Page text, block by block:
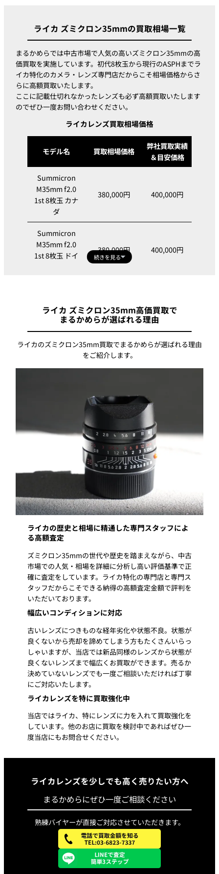
ライカ ズミクロン35mmの買取相場一覧
まるかめらでは中古市場で人気の高いズミクロン35mmの高
価買取を実施しています。初代8枚玉から現行のASPHまでラ
イカ特化のカメラ・レンズ専門店だからこそ相場価格からさ
らに高額買取いたします。
ここに記載仕切れなかったレンズも必ず高額買取いたします
のでぜひ一度お問い合わせください。
ライカレンズ買取相場価格
モデル名 買取相場価格
弊社買取実績
＆目安価格
Summicron
M35mm f2.0
1st 8枚玉 カナ
ダ
380,000円 400,000円
Summicron
M35mm f2.0
1st 8枚玉 ドイ
380,000円 400,000円
1st 8枚玉 ドイ
420,000円 450,000円
Summicron
1st 8枚玉 Black
1,800,000円 ask
1st 8枚玉 Black
1,500,000円 ask
Summicron
1st 8枚玉 Black
Paint
3,000,000円 ask
Summicron
M35mm f2.0
1st 8枚玉 眼鏡
付き
Summicron
M35mm f2.0
2nd 6枚玉 ツノ
Summicron
M35mm f2.0
2nd 6枚玉
(3rd)
150,000円 190,000円
Summicron
枚玉 前期 Black
Summicron
Summicron
M35mm f2.0 7
枚玉 Silver
400,000円 500,000円
Summicron
M35mm f2.0 7
枚玉 70周年記
念
320,000円 370,000円
続きを見る
ライカ ズミクロン35mm高価買取で
まるかめらが選ばれる理由
ライカのズミクロン35mm買取でまるかめらが選ばれる理由
をご紹介します。
ライカの歴史と相場に精通した専門スタッフによ
る高額査定
ズミクロン35mmの世代や歴史を踏まえながら、中古
市場での人気・相場を詳細に分析し高い評価基準で正
確に査定をしています。ライカ特化の専門店と専門ス
タッフだからこそできる納得の高額査定金額で評判を
いただいております。
幅広いコンディションに対応
古いレンズにつきものな経年劣化や状態不良。状態が
良くないから売却を諦めてしまう方もたくさんいらっ
しゃいますが、当店では新品同様のレンズから状態が
良くないレンズまで幅広くお買取ができます。売るか
決めていないレンズでも一度ご相談いただければ丁寧
にご対応いたします。
ライカレンズを特に買取強化中
当店ではライカ、特にレンズに力を入れて買取強化を
しています。他のお店に買取を検討中であればぜひ一
度当店にもお問合せください。
ライカレンズを少しでも高く売りたい方へ
まるかめらにぜひ一度ご相談ください
熟練バイヤーが直接ご対応させていただきます。